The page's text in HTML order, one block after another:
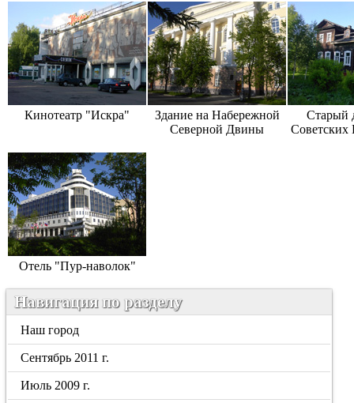
Кинотеатр "Искра"
Здание на Набережной
Северной Двины
Старый
Советских
Отель "Пур-наволок"
Навигация по разделу
Наш город
Сентябрь 2011 г.
Июль 2009 г.